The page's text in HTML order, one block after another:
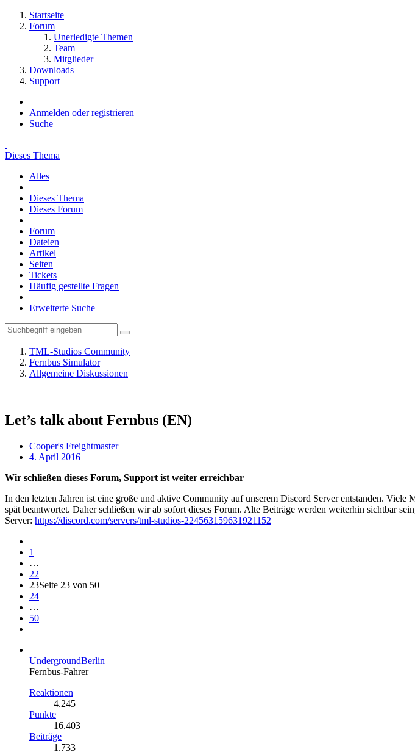
Startseite
Forum
Unerledigte Themen
Team
Mitglieder
Downloads
Support
Anmelden oder registrieren
Suche
Dieses Thema
Alles
Dieses Thema
Dieses Forum
Forum
Dateien
Artikel
Seiten
Tickets
Häufig gestellte Fragen
Erweiterte Suche
TML-Studios Community
Fernbus Simulator
Allgemeine Diskussionen
Let’s talk about Fernbus (EN)
Cooper's Freightmaster
4. April 2016
Wir schließen dieses Forum, Support ist weiter erreichbar
In den letzten Jahren ist eine große und aktive Community auf unserem Discord Server entstanden.
spät beantwortet. Daher schließen wir ab sofort dieses Forum. Alte Beiträge werden weiterhin sichtbar
Server: https://discord.com/servers/tml-studios-224563159631921152
1
…
22
23Seite 23 von 50
24
…
50
UndergroundBerlin
Fernbus-Fahrer
Reaktionen
4.245
Punkte
16.403
Beiträge
1.733